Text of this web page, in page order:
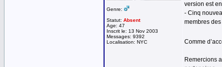
Genre:
Statut: Absent
Age: 47
Inscrit le: 13 Nov 2003
Messages: 9392
Localisation: NYC
version est
- Cinq
membres
Comme
Remercions